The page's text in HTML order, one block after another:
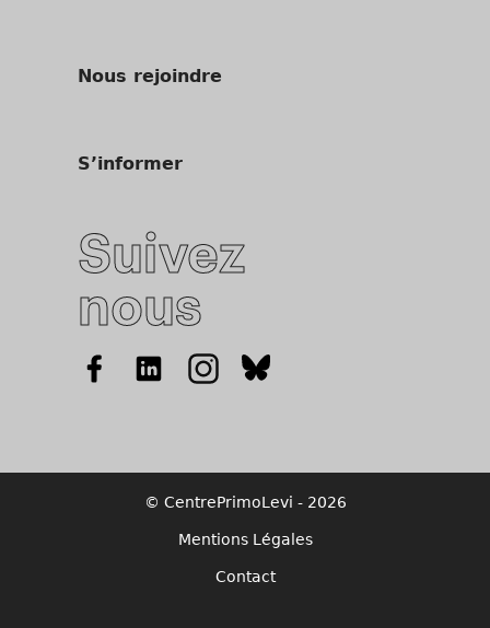
Nous rejoindre
S’informer
Suivez
nous
© CentrePrimoLevi - 2026
Mentions Légales
Contact